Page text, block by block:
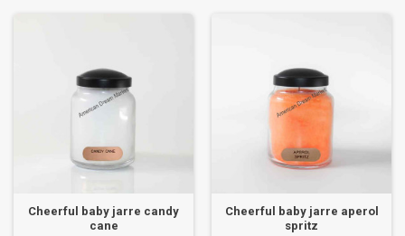
Cheerful baby jarre candy
cane
Cheerful baby jarre aperol
spritz